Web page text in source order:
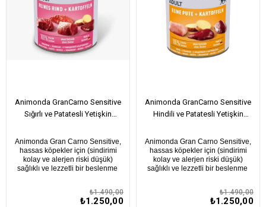
Animonda GranCarno Sensitive
Sığırlı ve Patatesli Yetişkin
Adet
Animonda Gran Carno Sensitive,
hassas köpekler için (sindirimi
kolay ve alerjen riski düşük)
sağlıklı ve lezzetli bir beslenme
₺1.250,00
₺1.490,00
Animonda GranCarno Sensitive
Hindili ve Patatesli Yetişkin
Adet
Animonda Gran Carno Sensitive,
hassas köpekler için (sindirimi
kolay ve alerjen riski düşük)
sağlıklı ve lezzetli bir beslenme
₺1.250,00
₺1.490,00